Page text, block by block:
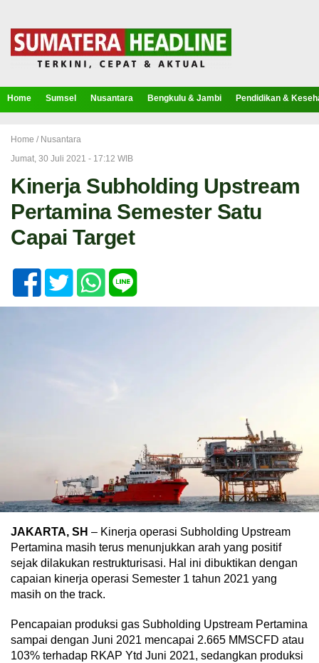
Home Sumsel Nusantara Bengkulu & Jambi Pendidikan &
Home / Nusantara
Jumat, 30 Juli 2021 - 17:12 WIB
Kinerja Subholding Upstream
Pertamina Semester Satu
Capai Target
JAKARTA, SH – Kinerja operasi Subholding Upstream
Pertamina masih terus menunjukkan arah yang positif
sejak dilakukan restrukturisasi. Hal ini dibuktikan dengan
capaian kinerja operasi Semester 1 tahun 2021 yang
masih on the track.
Pencapaian produksi gas Subholding Upstream Pertamina
sampai dengan Juni 2021 mencapai 2.665 MMSCFD atau
103% terhadap RKAP Ytd Juni 2021, sedangkan produksi